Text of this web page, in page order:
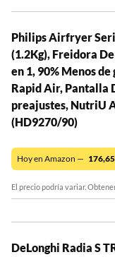
Philips Airfryer
(1.2Kg), Freidora
en 1, 90% Menos
Rapid Air, Pantalla
preajustes, NutriU
(HD9270/90)
Hoy en Amazon — 176,65
El precio podría variar.
DeLonghi Radia S